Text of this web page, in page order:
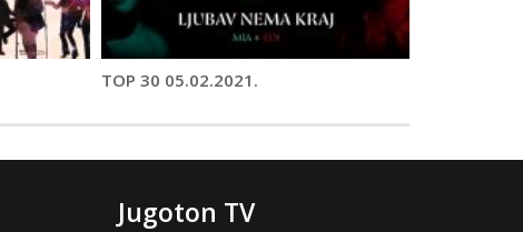
TOP 30 05.02.2021.
Jugoton TV